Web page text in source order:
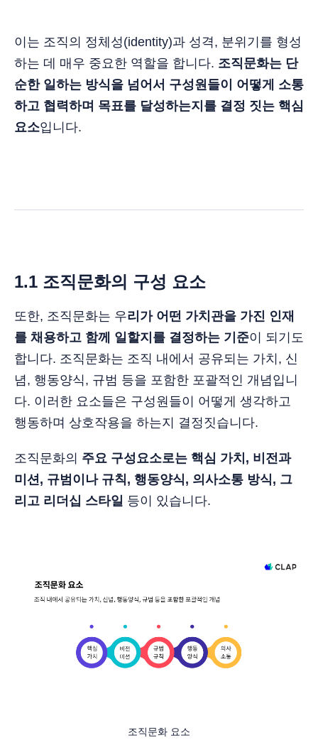
이는 조직의 정체성(identity)과 성격, 분위기를 형성
하는 데 매우 중요한 역할을 합니다. 조직문화는 단
순한 일하는 방식을 넘어서 구성원들이 어떻게 소통
하고 협력하며 목표를 달성하는지를 결정 짓는 핵심
요소입니다.
1.1 조직문화의 구성 요소
또한, 조직문화는 우리가 어떤 가치관을 가진 인재
를 채용하고 함께 일할지를 결정하는 기준이 되기도
합니다. 조직문화는 조직 내에서 공유되는 가치, 신
념, 행동양식, 규범 등을 포함한 포괄적인 개념입니
다. 이러한 요소들은 구성원들이 어떻게 생각하고
행동하며 상호작용을 하는지 결정짓습니다.
조직문화의 주요 구성요소로는 핵심 가치, 비전과
미션, 규범이나 규칙, 행동양식, 의사소통 방식, 그
리고 리더십 스타일 등이 있습니다.
조직문화 요소